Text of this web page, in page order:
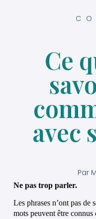
Ce
avec
Par
Ne pas trop parler.
Les phrases n’ont pas de
mots peuvent être